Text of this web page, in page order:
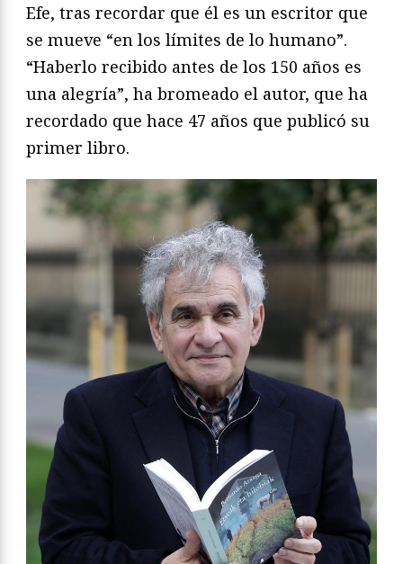
Efe, tras recordar que él es un escritor que
se mueve “en los límites de lo humano”.
“Haberlo recibido antes de los 150 años es
una alegría”, ha bromeado el autor, que ha
recordado que hace 47 años que publicó su
primer libro.